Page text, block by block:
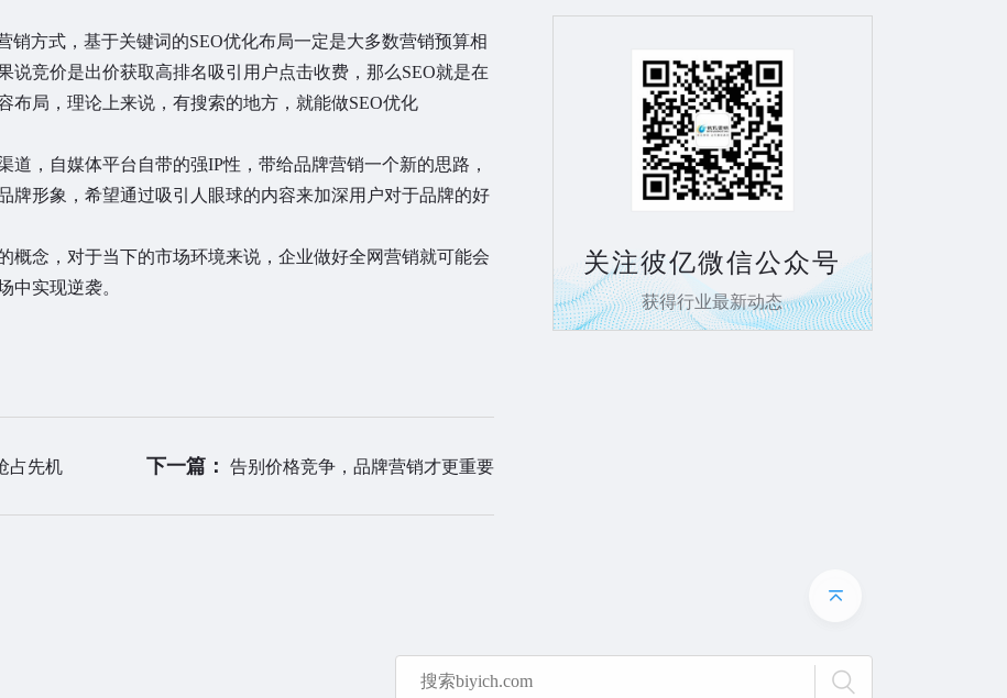
销方式，基于关键词的SEO优化布局一定是大多数营销预算相
说竞价是出价获取高排名吸引用户点击收费，那么SEO就是在
布局，理论上来说，有搜索的地方，就能做SEO优化
道，自媒体平台自带的强IP性，带给品牌营销一个新的思路，
牌形象，希望通过吸引人眼球的内容来加深用户对于品牌的好
概念，对于当下的市场环境来说，企业做好全网营销就可能会
中实现逆袭。
占先机 下一篇： 告别价格竞争，品牌营销才更重要
关注彼亿微信公众号
获得行业最新动态